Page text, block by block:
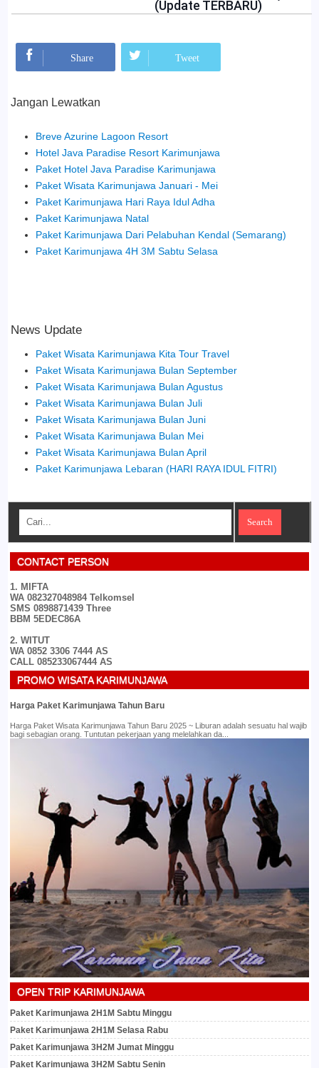
(Update TERBARU)
Share Tweet
Jangan Lewatkan
Breve Azurine Lagoon Resort
Hotel Java Paradise Resort Karimunjawa
Paket Hotel Java Paradise Karimunjawa
Paket Wisata Karimunjawa Januari - Mei
Paket Karimunjawa Hari Raya Idul Adha
Paket Karimunjawa Natal
Paket Karimunjawa Dari Pelabuhan Kendal (Semarang)
Paket Karimunjawa 4H 3M Sabtu Selasa
News Update
Paket Wisata Karimunjawa Kita Tour Travel
Paket Wisata Karimunjawa Bulan September
Paket Wisata Karimunjawa Bulan Agustus
Paket Wisata Karimunjawa Bulan Juli
Paket Wisata Karimunjawa Bulan Juni
Paket Wisata Karimunjawa Bulan Mei
Paket Wisata Karimunjawa Bulan April
Paket Karimunjawa Lebaran (HARI RAYA IDUL FITRI)
CONTACT PERSON
1. MIFTA
WA 082327048984 Telkomsel
SMS 0898871439 Three
BBM 5EDEC86A
2. WITUT
WA 0852 3306 7444 AS
CALL 085233067444 AS
PROMO WISATA KARIMUNJAWA
Harga Paket Karimunjawa Tahun Baru
Harga Paket Wisata Karimunjawa Tahun Baru 2025 ~ Liburan adalah sesuatu hal wajib
bagi sebagian orang. Tuntutan pekerjaan yang melelahkan da...
OPEN TRIP KARIMUNJAWA
Paket Karimunjawa 2H1M Sabtu Minggu
Paket Karimunjawa 2H1M Selasa Rabu
Paket Karimunjawa 3H2M Jumat Minggu
Paket Karimunjawa 3H2M Sabtu Senin